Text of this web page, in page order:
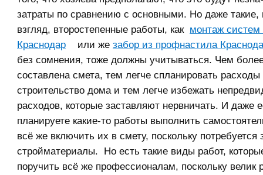
затраты по сравнению с основными. Но даже такие,
взгляд, второстепенные работы, как монтаж систем
Краснодар или же забор из профнастила
без сомнения, тоже должны учитываться. Чем
составлена смета, тем легче спланировать расходы
строительство дома и тем легче избежать
расходов, которые заставляют нервничать. И даже
планируете какие-то работы выполнить
всё же включить их в смету, поскольку потребуется
стройматериалы. Но есть такие виды работ,
поручить всё же профессионалам, поскольку велик